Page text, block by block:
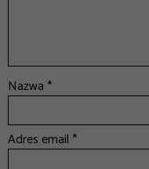
Nazwa *
Adres email *